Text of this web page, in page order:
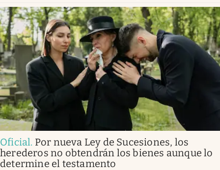
Oficial. Por nueva Ley de Sucesiones, los
herederos no obtendrán los bienes aunque lo
determine el testamento